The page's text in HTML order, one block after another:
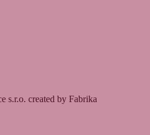
created by Fabrika